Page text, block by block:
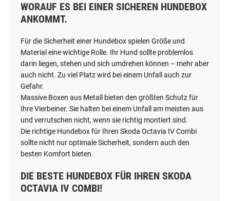
WORAUF ES BEI EINER SICHEREN HUNDEBOX
ANKOMMT.
Für die Sicherheit einer Hundebox spielen Größe und
Material eine wichtige Rolle. Ihr Hund sollte problemlos
darin liegen, stehen und sich umdrehen können – mehr aber
auch nicht. Zu viel Platz wird bei einem Unfall auch zur
Gefahr.
Massive Boxen aus Metall bieten den größten Schutz für
Ihre Vierbeiner. Sie halten bei einem Unfall am meisten aus
und verrutschen nicht, wenn sie richtig montiert sind.
Die richtige Hundebox für Ihren Skoda Octavia IV Combi
sollte nicht nur optimale Sicherheit, sondern auch den
besten Komfort bieten.
DIE BESTE HUNDEBOX FÜR IHREN SKODA
OCTAVIA IV COMBI!